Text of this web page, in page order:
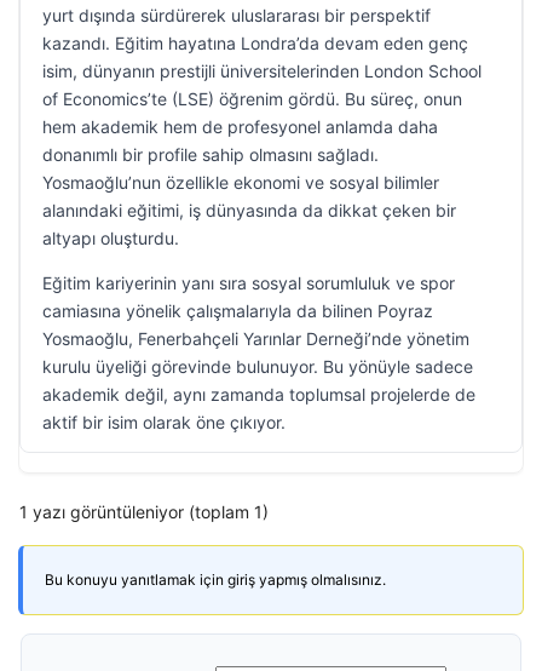
yurt dışında sürdürerek uluslararası bir perspektif
kazandı. Eğitim hayatına Londra’da devam eden genç
isim, dünyanın prestijli üniversitelerinden London School
of Economics’te (LSE) öğrenim gördü. Bu süreç, onun
hem akademik hem de profesyonel anlamda daha
donanımlı bir profile sahip olmasını sağladı.
Yosmaoğlu’nun özellikle ekonomi ve sosyal bilimler
alanındaki eğitimi, iş dünyasında da dikkat çeken bir
altyapı oluşturdu.
Eğitim kariyerinin yanı sıra sosyal sorumluluk ve spor
camiasına yönelik çalışmalarıyla da bilinen Poyraz
Yosmaoğlu, Fenerbahçeli Yarınlar Derneği’nde yönetim
kurulu üyeliği görevinde bulunuyor. Bu yönüyle sadece
akademik değil, aynı zamanda toplumsal projelerde de
aktif bir isim olarak öne çıkıyor.
1 yazı görüntüleniyor (toplam 1)
Bu konuyu yanıtlamak için giriş yapmış olmalısınız.